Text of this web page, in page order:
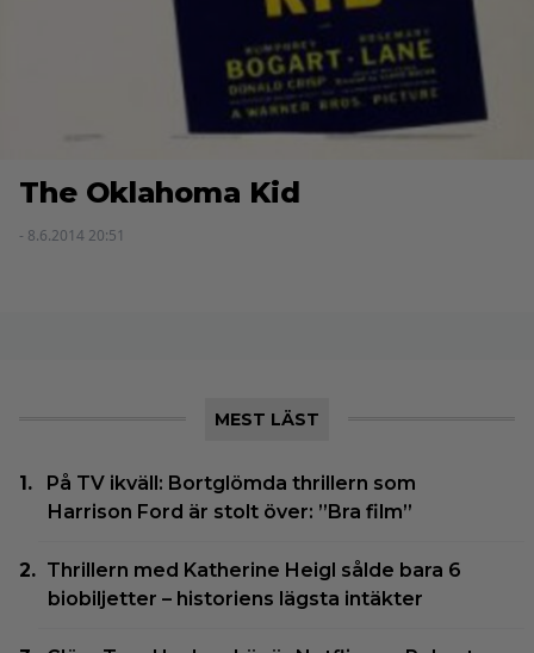
The Oklahoma Kid
- 8.6.2014 20:51
MEST LÄST
På TV ikväll: Bortglömda thrillern som
Harrison Ford är stolt över: ”Bra film”
Thrillern med Katherine Heigl sålde bara 6
biobiljetter – historiens lägsta intäkter